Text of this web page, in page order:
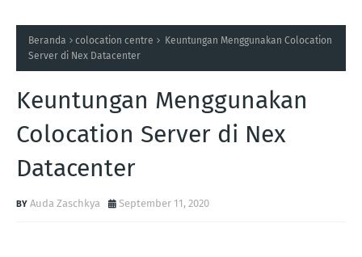
Beranda colocation centre
Keuntungan Menggunakan Colocation
Server di Nex Datacenter
Keuntungan Menggunakan
Colocation Server di Nex
Datacenter
Auda Zaschkya September 11, 2020